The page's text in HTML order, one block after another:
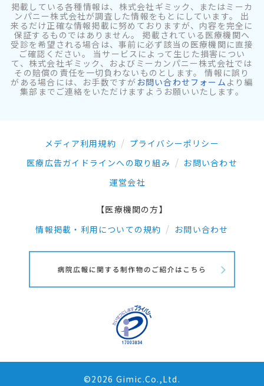
掲載している各種情報は、株式会社ギミック、またはミーカ
ンパニー株式会社が調査した情報をもとにしています。 出
来るだけ正確な情報掲載に努めておりますが、内容を完全に
保証するものではありません。 掲載されている医療機関へ
受診を希望される場合は、事前に必ず該当の医療機関に直接
ご確認ください。 当サービスによって生じた損害につい
て、株式会社ギミック、およびミーカンパニー株式会社では
その賠償の責任を一切負わないものとします。 情報に誤り
がある場合には、お手数ですが お問い合わせフォーム より編
集部までご連絡をいただけますようお願いいたします。
メディア利用規約
プライバシーポリシー
医療広告ガイドラインへの取り組み
お問い合わせ
運営会社
【医療機関の方】
情報掲載・利用についての規約
お問い合わせ
©2026 Gimic.Co.,Ltd.